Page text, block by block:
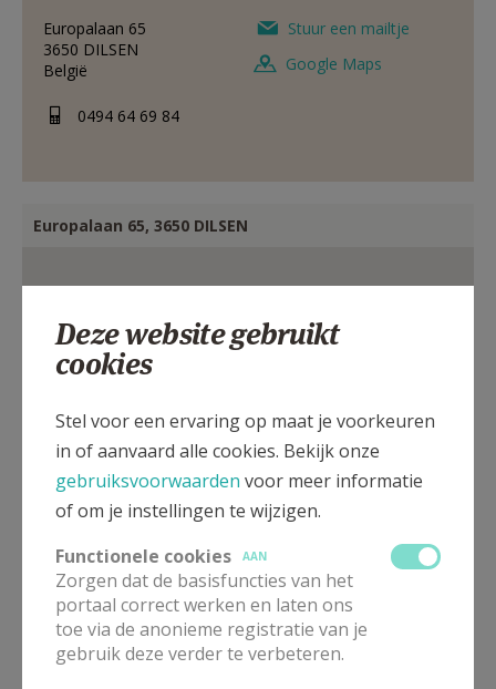
MIJN PAROCHIE
AANMELDEN OF REGISTREREN
Europalaan 65
3650 DILSEN
België
0494 64 69 84
Stuur een mailtje
Google Maps
Europalaan 65, 3650 DILSEN
Verantwoordelijke
abonneringen Kerk & Leven
Deze website gebruikt
cookies
Stel voor een ervaring op maat je voorkeuren
in of aanvaard alle cookies. Bekijk onze
gebruiksvoorwaarden voor meer informatie
of om je instellingen te wijzigen.
Functionele cookies
AAN
Zorgen dat de basisfuncties van het
portaal correct werken en laten ons
toe via de anonieme registratie van je
gebruik deze verder te verbeteren.